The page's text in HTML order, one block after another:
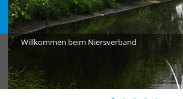
Willkommen beim Niersverband